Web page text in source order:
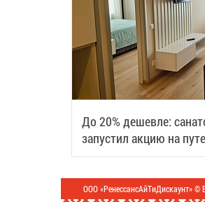
До 20% дешевле:
запустил акцию на
ООО «РенессансАйТиДискаунт»